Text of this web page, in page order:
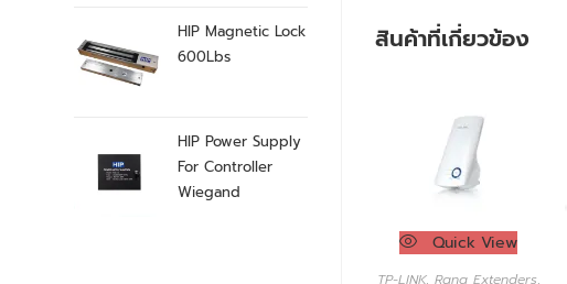
สินค้าที่เกี่ยวข้อง
Quick View
TP-LINK, Rang Extenders,
HIP Magnetic Lock
600Lbs
HIP Power Supply
For Controller
Wiegand